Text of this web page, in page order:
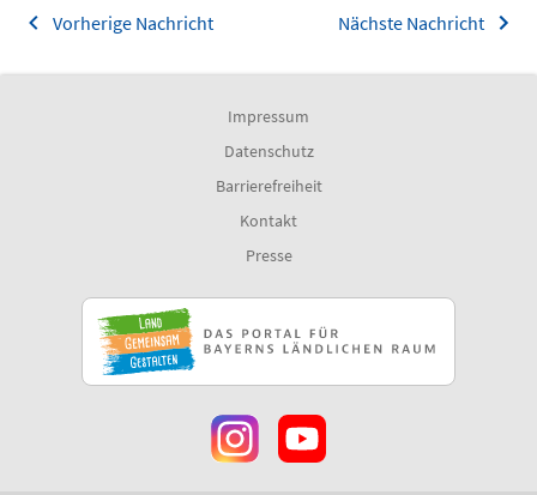
Vorherige Nachricht Nächste Nachricht
Impressum
Datenschutz
Barrierefreiheit
Kontakt
Presse